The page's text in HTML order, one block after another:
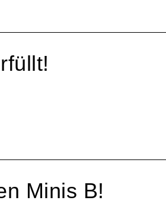
Minis B!